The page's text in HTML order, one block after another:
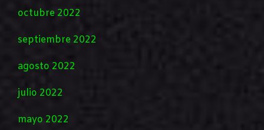
octubre 2022
septiembre 2022
agosto 2022
julio 2022
mayo 2022